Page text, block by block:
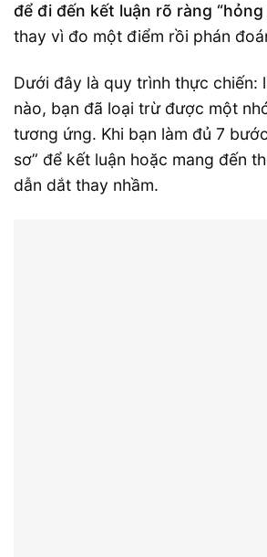
để đi đến kết luận rõ ràng
thay vì đo một điểm rồi phán
Dưới đây là quy trình thực chiến:
nào, bạn đã loại trừ được một
tương ứng. Khi bạn làm đủ 7
sơ” để kết luận hoặc mang đến
dẫn dắt thay nhầm.